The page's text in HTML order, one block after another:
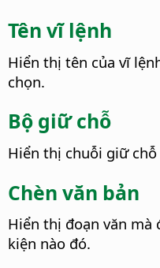
Tên vĩ lệnh
Hiển thị tên của vĩ
chọn.
Bộ giữ chỗ
Hiển thị chuỗi giữ
Chèn văn bản
Hiển thị đoạn văn
kiện nào đó.